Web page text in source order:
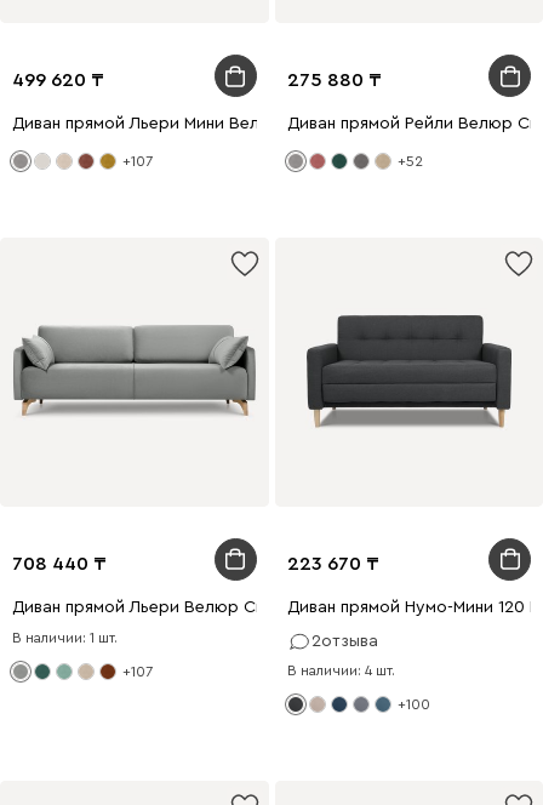
499 620
Диван прямой Льери Мини Велюр Светло-серый
+107
275 880
Диван прямой Рейли Велюр
+52
708 440
Диван прямой Льери Велюр Светло-серый
В наличии: 1 шт.
+107
223 670
Диван прямой Нумо-Мини 120
2отзыва
В наличии: 4 шт.
+100